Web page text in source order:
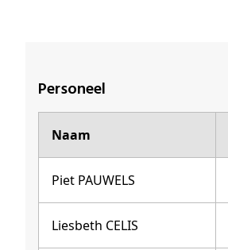
Personeel
Naam
Piet PAUWELS
Liesbeth CELIS